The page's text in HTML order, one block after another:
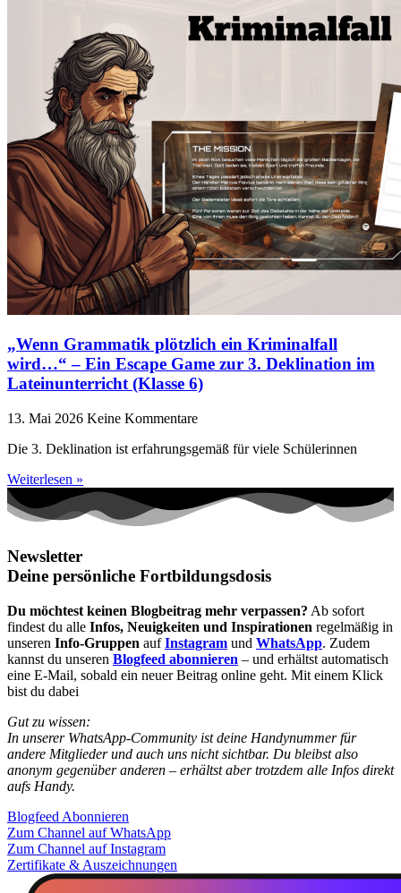
„Wenn Grammatik plötzlich ein Kriminalfall
wird…“ – Ein Escape Game zur 3. Deklination im
Lateinunterricht (Klasse 6)
13. Mai 2026 Keine Kommentare
Die 3. Deklination ist erfahrungsgemäß für viele Schülerinnen
Weiterlesen »
Newsletter
Deine persönliche Fortbildungsdosis
Du möchtest keinen Blogbeitrag mehr verpassen? Ab sofort
findest du alle Infos, Neuigkeiten und Inspirationen regelmäßig in
unseren Info-Gruppen aufInstagram und WhatsApp. Zudem
kannst du unseren Blogfeed abonnieren – und erhältst automatisch
eine E-Mail, sobald ein neuer Beitrag online geht. Mit einem Klick
bist du dabei
Gut zu wissen:
In unserer WhatsApp-Community ist deine Handynummer für
andere Mitglieder und auch uns nicht sichtbar. Du bleibst also
anonym gegenüber anderen – erhältst aber trotzdem alle Infos direkt
aufs Handy.
Blogfeed Abonnieren
Zum Channel auf WhatsApp
Zum Channel auf Instagram
Zertifikate & Auszeichnungen